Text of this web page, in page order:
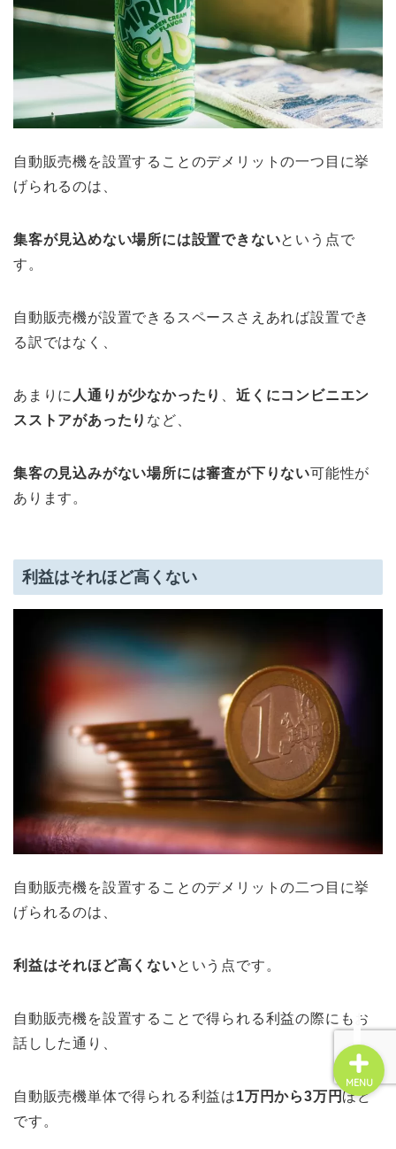
自動販売機を設置することのデメリットの一つ目に挙
げられるのは、
集客が見込めない場所には設置できないという点で
す。
自動販売機が設置できるスペースさえあれば設置でき
る訳ではなく、
あまりに 人通りが少なかったり 、近くにコンビニエン
スストアがあったり など、
集客の見込みがない場所には審査が下りない可能性が
あります。
利益はそれほど高くない
自動販売機を設置することのデメリットの二つ目に挙
げられるのは、
利益はそれほど高くないという点です。
自動販売機を設置することで得られる利益の際にもお
話しした通り、
自動販売機単体で得られる利益は1万円から3万円 ほど
です。
MENU
☆お問い合せ☆
賃貸経営